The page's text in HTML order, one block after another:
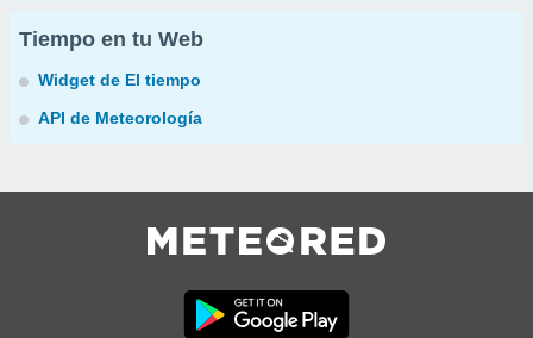
Tiempo en tu Web
Widget de El tiempo
API de Meteorología